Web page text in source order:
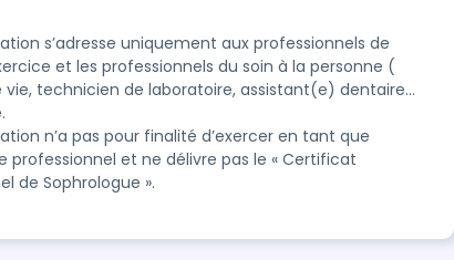
s’adresse uniquement aux professionnels de
et les professionnels du soin à la personne (
vie, technicien de laboratoire, assistant(e) dentaire...
n’a pas pour finalité d’exercer en tant que
professionnel et ne délivre pas le « Certificat
de Sophrologue ».